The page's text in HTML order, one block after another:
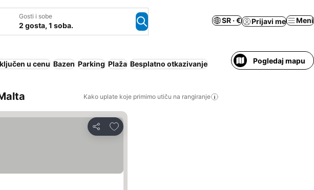
Gosti i sobe
2 gosta, 1 soba.
SR · € Prijavi me Meni
u cenu Bazen Parking Plaža Besplatno otkazivanje Pogledaj mapu
Kako uplate koje primimo utiču na rangiranje
Deli
Dodati u favorite